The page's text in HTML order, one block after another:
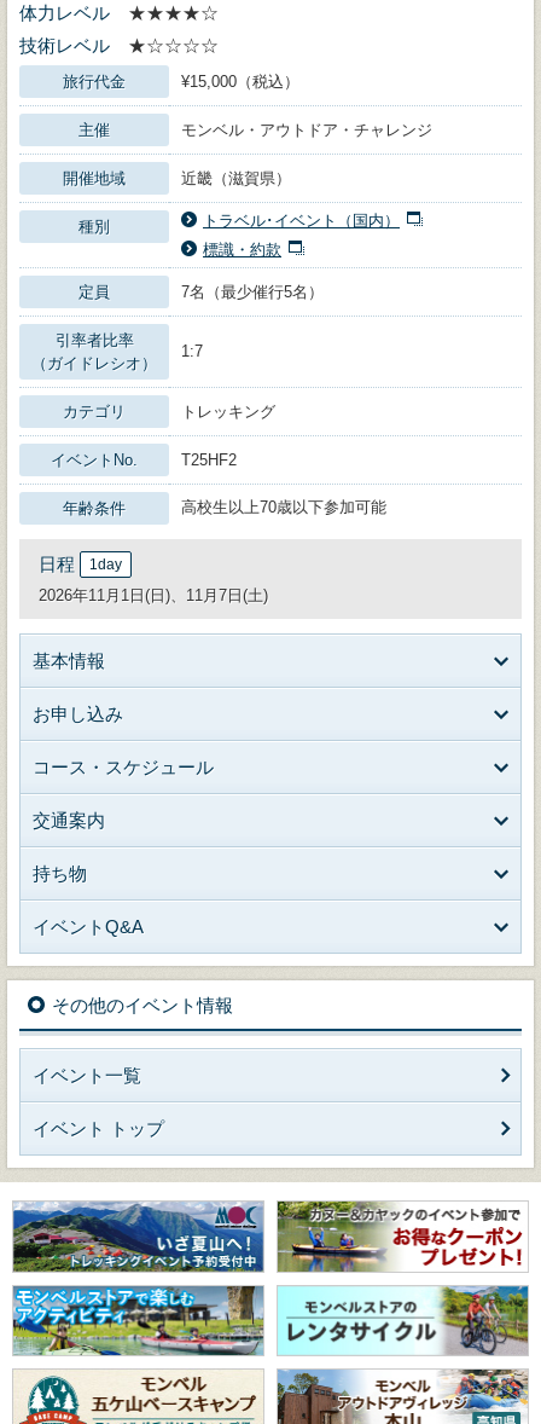
体力レベル
★★★★☆
技術レベル
★☆☆☆☆
旅行代金 ¥15,000（税込）
主催 モンベル・アウトドア・チャレンジ
開催地域 近畿（滋賀県）
種別
トラベル･イベント（国内）
標識・約款
定員 7名（最少催行5名）
引率者比率
（ガイドレシオ）
1:7
カテゴリ トレッキング
イベントNo. T25HF2
年齢条件 高校生以上70歳以下参加可能
日程 1day
2026年11月1日(日)、11月7日(土)
基本情報
お申し込み
コース・スケジュール
交通案内
持ち物
イベントQ&A
その他のイベント情報
イベント一覧
イベント トップ